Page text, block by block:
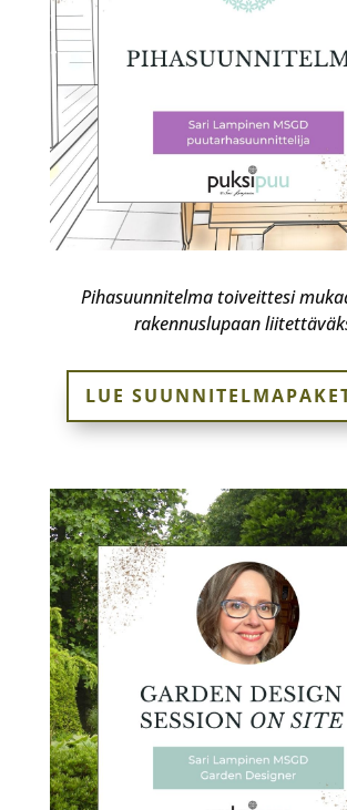
Pihasuunnitelma toiveittesi
rakennuslupaan
LUE